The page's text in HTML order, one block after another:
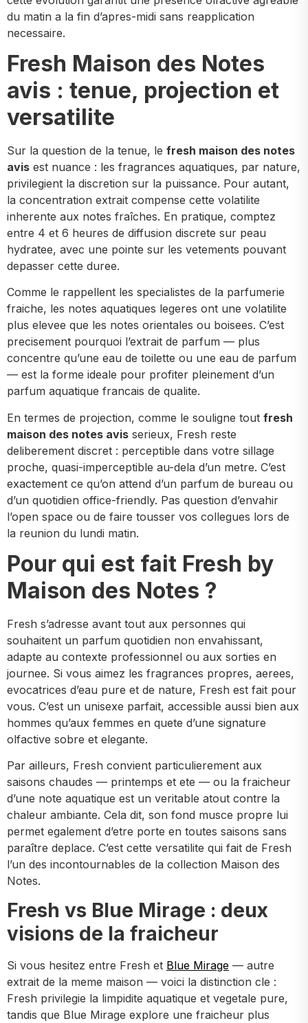
du matin a la fin d’apres-midi sans reapplication
necessaire.
Fresh Maison des Notes
avis : tenue, projection et
versatilite
Sur la question de la tenue, le fresh maison des notes
avis est nuance : les fragrances aquatiques, par nature,
privilegient la discretion sur la puissance. Pour autant,
la concentration extrait compense cette volatilite
inherente aux notes fraîches. En pratique, comptez
entre 4 et 6 heures de diffusion discrete sur peau
hydratee, avec une pointe sur les vetements pouvant
depasser cette duree.
Comme le rappellent les specialistes de la parfumerie
fraiche, les notes aquatiques legeres ont une volatilite
plus elevee que les notes orientales ou boisees. C’est
precisement pourquoi l’extrait de parfum — plus
concentre qu’une eau de toilette ou une eau de parfum
— est la forme ideale pour profiter pleinement d’un
parfum aquatique francais de qualite.
En termes de projection, comme le souligne tout fresh
maison des notes avis serieux, Fresh reste
deliberement discret : perceptible dans votre sillage
proche, quasi-imperceptible au-dela d’un metre. C’est
exactement ce qu’on attend d’un parfum de bureau ou
d’un quotidien office-friendly. Pas question d’envahir
l’open space ou de faire tousser vos collegues lors de
la reunion du lundi matin.
Pour qui est fait Fresh by
Maison des Notes ?
Fresh s’adresse avant tout aux personnes qui
souhaitent un parfum quotidien non envahissant,
adapte au contexte professionnel ou aux sorties en
journee. Si vous aimez les fragrances propres, aerees,
evocatrices d’eau pure et de nature, Fresh est fait pour
vous. C’est un unisexe parfait, accessible aussi bien aux
hommes qu’aux femmes en quete d’une signature
olfactive sobre et elegante.
Par ailleurs, Fresh convient particulierement aux
saisons chaudes — printemps et ete — ou la fraicheur
d’une note aquatique est un veritable atout contre la
chaleur ambiante. Cela dit, son fond musce propre lui
permet egalement d’etre porte en toutes saisons sans
paraître deplace. C’est cette versatilite qui fait de Fresh
l’un des incontournables de la collection Maison des
Notes.
Fresh vs Blue Mirage : deux
visions de la fraicheur
Si vous hesitez entre Fresh et Blue Mirage — autre
extrait de la meme maison — voici la distinction cle :
Fresh privilegie la limpidite aquatique et vegetale pure,
tandis que Blue Mirage explore une fraicheur plus